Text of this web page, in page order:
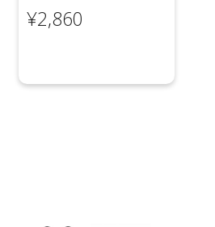
¥2,860